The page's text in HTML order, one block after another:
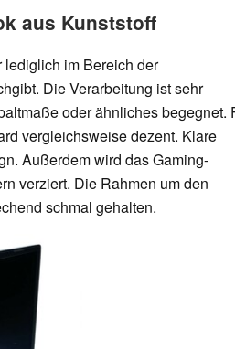
aus Kunststoff
lediglich im Bereich der
Die Verarbeitung ist sehr
oder ähnliches begegnet.
vergleichsweise dezent. Klare
Außerdem wird das Gaming-
verziert. Die Rahmen um den
schmal gehalten.